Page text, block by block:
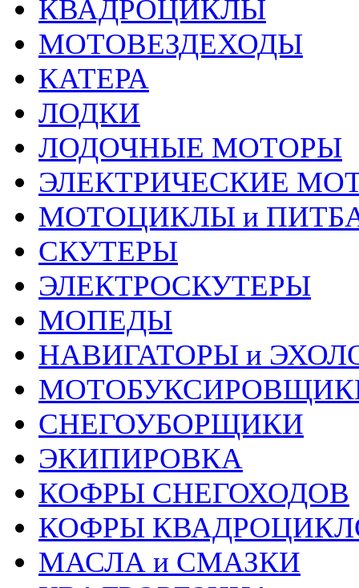
КВАДРОЦИКЛЫ
МОТОВЕЗДЕХОДЫ
КАТЕРА
ЛОДКИ
ЛОДОЧНЫЕ МОТОРЫ
ЭЛЕКТРИЧЕСКИЕ
МОТОЦИКЛЫ и
СКУТЕРЫ
ЭЛЕКТРОСКУТЕРЫ
МОПЕДЫ
НАВИГАТОРЫ и
СНЕГОУБОРЩИКИ
ЭКИПИРОВКА
КОФРЫ СНЕГОХОДОВ
КОФРЫ
МАСЛА и СМАЗКИ